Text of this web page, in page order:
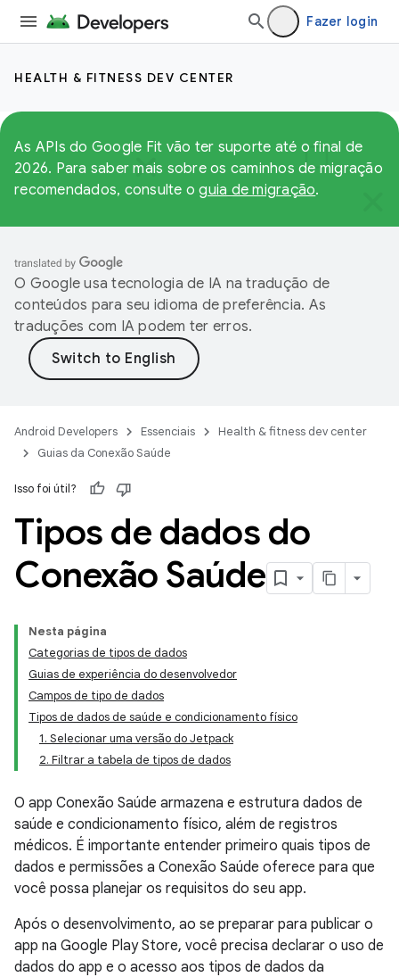
Fazer login
HEALTH & FITNESS DEV CENTER
As APIs do Google Fit vão ter suporte até o final de
2026. Para saber mais sobre os caminhos de migração
recomendados, consulte oguia de migração.
O Google usa tecnologia de IA na tradução de
conteúdos para seu idioma de preferência. As
traduções com IA podem ter erros.
Android Developers Essenciais
Health & fitness dev center
Guias da Conexão Saúde
Isso foi útil?
Tipos de dados do
Conexão Saúde
Nesta página
Categorias de tipos de dados
Guias de experiência do desenvolvedor
Campos de tipo de dados
Tipos de dados de saúde e condicionamento físico
1. Selecionar uma versão do Jetpack
2. Filtrar a tabela de tipos de dados
O app Conexão Saúde armazena e estrutura dados de
saúde e condicionamento físico, além de registros
médicos. É importante entender primeiro quais tipos de
dados e permissões a Conexão Saúde oferece para que
você possa planejar os requisitos do seu app.
Após o desenvolvimento, ao se preparar para publicar o
app na Google Play Store, você precisa declarar o uso de
dados do app e o acesso aos tipos de dados da